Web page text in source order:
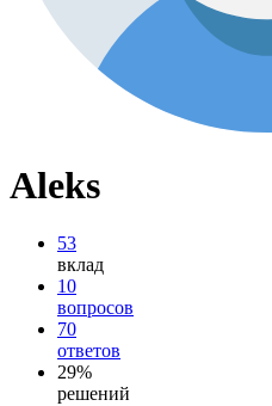
Aleks
53
вклад
10
вопросов
70
ответов
29%
решений